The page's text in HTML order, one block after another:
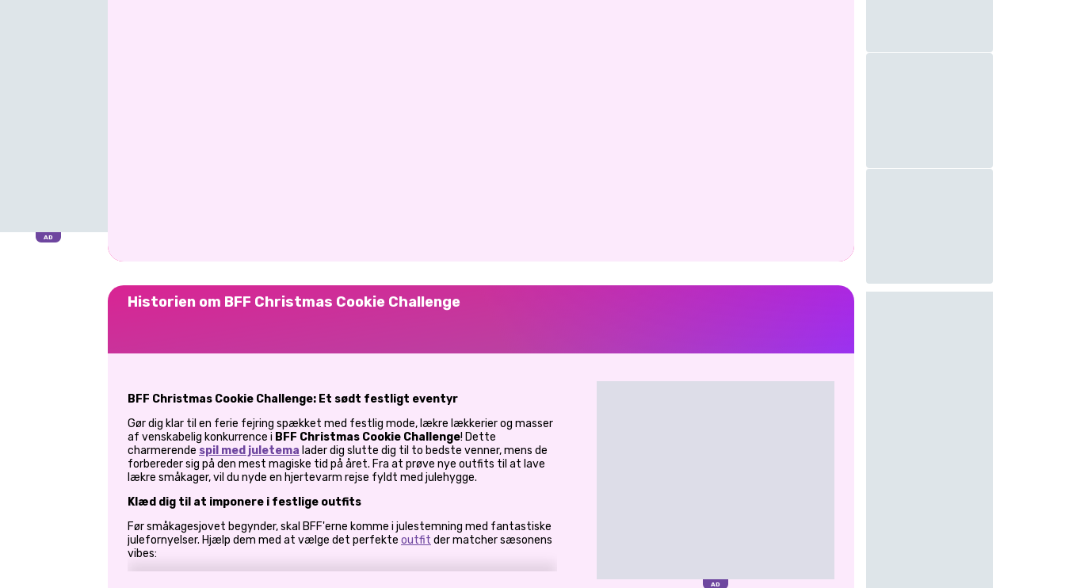
Historien om BFF Christmas Cookie Challenge
BFF Christmas Cookie Challenge: Et sødt festligt eventyr
Gør dig klar til en ferie fejring spækket med festlig mode, lækre lækkerier og masser
af venskabelig konkurrence i BFF Christmas Cookie Challenge! Dette
charmerende spil med juletema lader dig slutte dig til to bedste venner, mens de
forbereder sig på den mest magiske tid på året. Fra at prøve nye outfits til at lave
lækre småkager, vil du nyde en hjertevarm rejse fyldt med julehygge.
Klæd dig til at imponere i festlige outfits
Før småkagesjovet begynder, skal BFF'erne komme i julestemning med fantastiske
julefornyelser. Hjælp dem med at vælge det perfekte outfit der matcher sæsonens
vibes: